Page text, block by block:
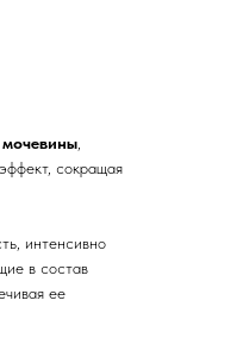
мочевины
сокращая
интенсивно
в состав
ее